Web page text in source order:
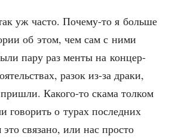
уж часто. Поче­му-то я боль­ше
об этом, чем сам с ними
пару раз мен­ты на кон­цер­
разок из-за дра­ки,
Како­го-то ска­ма тол­ком
гово­рить о турах послед­них
свя­за­но, или нас про­сто